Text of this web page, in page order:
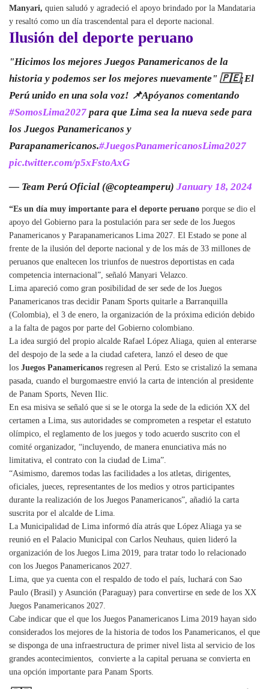
Manyari, quien saludó y agradeció el apoyo brindado por la Mandataria
y resaltó como un día trascendental para el deporte nacional.
Ilusión del deporte peruano
"Hicimos los mejores Juegos Panamericanos de la
historia y podemos ser los mejores nuevamente" 🇵🇪¡El
Perú unido en una sola voz! 📌Apóyanos comentando
#SomosLima2027 para que Lima sea la nueva sede para
los Juegos Panamericanos y
Parapanamericanos.#JuegosPanamericanosLima2027
pic.twitter.com/p5xFstoAxG
— Team Perú Oficial (@copteamperu) January 18, 2024
“Es un día muy importante para el deporte peruano porque se dio el
apoyo del Gobierno para la postulación para ser sede de los Juegos
Panamericanos y Parapanamericanos Lima 2027. El Estado se pone al
frente de la ilusión del deporte nacional y de los más de 33 millones de
peruanos que enaltecen los triunfos de nuestros deportistas en cada
competencia internacional”, señaló Manyari Velazco.
Lima apareció como gran posibilidad de ser sede de los Juegos
Panamericanos tras decidir Panam Sports quitarle a Barranquilla
(Colombia), el 3 de enero, la organización de la próxima edición debido
a la falta de pagos por parte del Gobierno colombiano.
La idea surgió del propio alcalde Rafael López Aliaga, quien al enterarse
del despojo de la sede a la ciudad cafetera, lanzó el deseo de que
los Juegos Panamericanos regresen al Perú. Esto se cristalizó la semana
pasada, cuando el burgomaestre envió la carta de intención al presidente
de Panam Sports, Neven Ilic.
En esa misiva se señaló que si se le otorga la sede de la edición XX del
certamen a Lima, sus autoridades se comprometen a respetar el estatuto
olímpico, el reglamento de los juegos y todo acuerdo suscrito con el
comité organizador, “incluyendo, de manera enunciativa más no
limitativa, el contrato con la ciudad de Lima”.
“Asimismo, daremos todas las facilidades a los atletas, dirigentes,
oficiales, jueces, representantes de los medios y otros participantes
durante la realización de los Juegos Panamericanos”, añadió la carta
suscrita por el alcalde de Lima.
La Municipalidad de Lima informó día atrás que López Aliaga ya se
reunió en el Palacio Municipal con Carlos Neuhaus, quien lideró la
organización de los Juegos Lima 2019, para tratar todo lo relacionado
con los Juegos Panamericanos 2027.
Lima, que ya cuenta con el respaldo de todo el país, luchará con Sao
Paulo (Brasil) y Asunción (Paraguay) para convertirse en sede de los XX
Juegos Panamericanos 2027.
Cabe indicar que el que los Juegos Panamericanos Lima 2019 hayan sido
considerados los mejores de la historia de todos los Panamericanos, el que
se disponga de una infraestructura de primer nivel lista al servicio de los
grandes acontecimientos, convierte a la capital peruana se convierta en
una opción importante para Panam Sports.